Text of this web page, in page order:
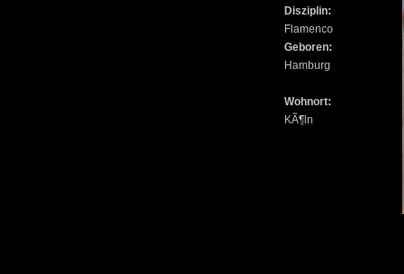
Disziplin:
Flamenco
Geboren:
Hamburg
Wohnort:
KÃ¶ln